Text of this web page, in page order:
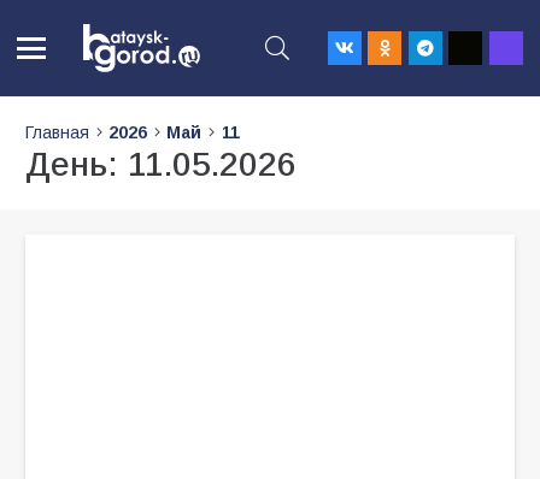
Главная 2026 Май 11
День: 11.05.2026